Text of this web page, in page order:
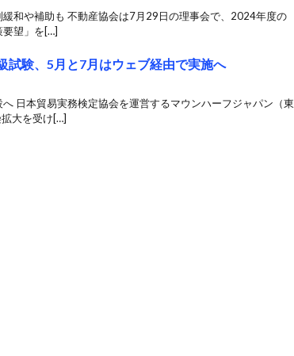
緩和や補助も 不動産協会は7月29日の理事会で、2024年度の
要望」を[…]
試験、5月と7月はウェブ経由で実施へ
日本貿易実務検定協会を運営するマウンハーフジャパン（東
大を受け[…]